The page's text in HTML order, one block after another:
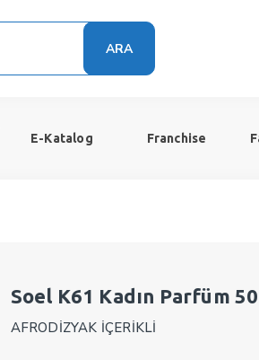
ARA
E-Katalog Franchise
Soel K61 Kadın Parfüm
AFRODİZYAK İÇERİKLİ